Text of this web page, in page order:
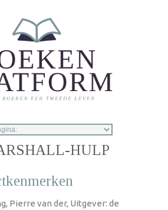
HULP
Pierre van der, Uitgever: de